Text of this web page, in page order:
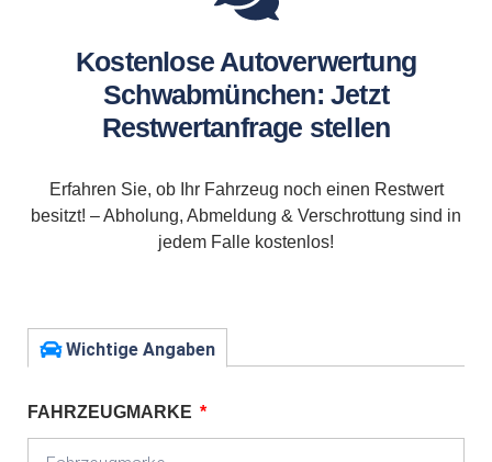
Kostenlose Autoverwertung
Schwabmünchen: Jetzt
Restwertanfrage stellen
Erfahren Sie, ob Ihr Fahrzeug noch einen Restwert
besitzt! – Abholung, Abmeldung & Verschrottung sind in
jedem Falle kostenlos!
Wichtige Angaben
FAHRZEUGMARKE